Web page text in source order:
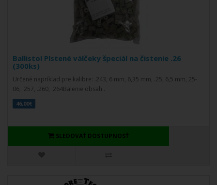
Ballistol Plstené válčeky špeciál na čistenie .26
(300ks)
Určené napríklad pre kalibre: .243, 6 mm, 6,35 mm, .25, 6,5 mm, 25-
06, .257, .260, .264Balenie obsah..
46,00€
SLEDOVAŤ DOSTUPNOSŤ